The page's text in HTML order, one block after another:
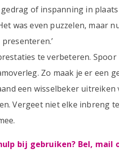
of inspanning in
was even puzzelen, maar
te verbeteren.
Zo maak je er een
een wisselbeker
Vergeet niet elke inbreng
bij gebruiken? Bel, mail